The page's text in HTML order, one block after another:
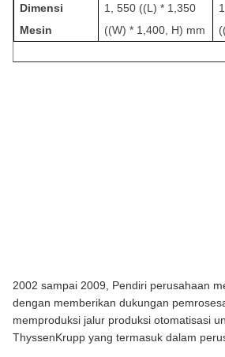
Dimensi
Mesin
1, 550 ((L) * 1,350
((W) * 1,400, H) mm
2002 sampai 2009, Pendiri perusahaan
dengan memberikan dukungan
memproduksi jalur produksi otomatisasi
ThyssenKrupp yang termasuk dalam